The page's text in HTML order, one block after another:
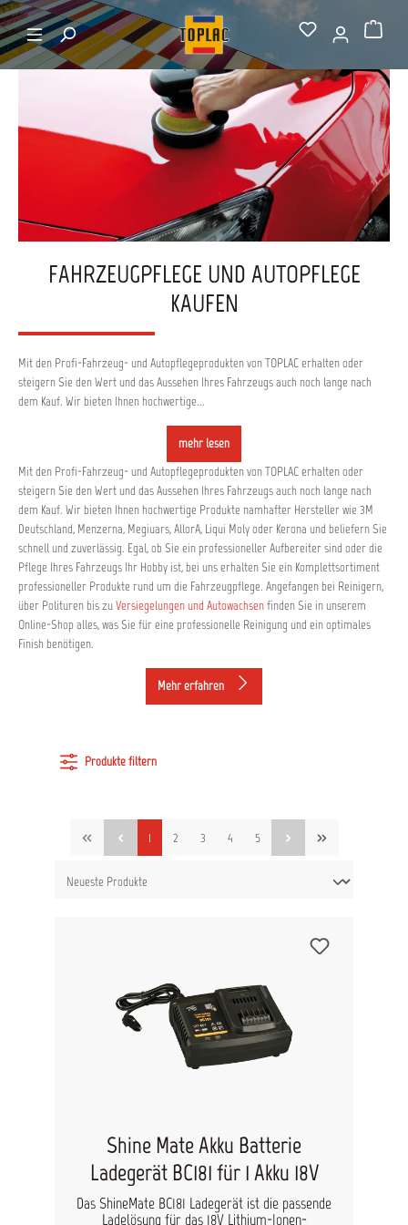
springenStartseite FAHRZEUGPFLEGE
FAHRZEUGPFLEGE UND AUTOPFLEGE
KAUFEN
Mit den Profi-Fahrzeug- und Autopflegeprodukten von TOPLAC erhalten oder
steigern Sie den Wert und das Aussehen Ihres Fahrzeugs auch noch lange nach
dem Kauf. Wir bieten Ihnen hochwertige...
mehr lesen
Mit den Profi-Fahrzeug- und Autopflegeprodukten von TOPLAC erhalten oder
steigern Sie den Wert und das Aussehen Ihres Fahrzeugs auch noch lange nach
dem Kauf. Wir bieten Ihnen hochwertige Produkte namhafter Hersteller wie 3M
Deutschland, Menzerna, Megiuars, AllorA, Liqui Moly oder Kerona und beliefern Sie
schnell und zuverlässig. Egal, ob Sie ein professioneller Aufbereiter sind oder die
Pflege Ihres Fahrzeugs Ihr Hobby ist, bei uns erhalten Sie ein Komplettsortiment
professioneller Produkte rund um die Fahrzeugpflege. Angefangen bei Reinigern,
über Polituren bis zuVersiegelungen und Autowachsenfinden Sie in unserem
Online-Shop alles, was Sie für eine professionelle Reinigung und ein optimales
Finish benötigen.
Mehr erfahren
Produkte filtern
1 2 3 4 5
Shine Mate Akku Batterie
Ladegerät BC181 für 1 Akku 18V
Das ShineMate BC181 Ladegerät ist die passende
Ladelösung für das 18V Lithium-Ionen-